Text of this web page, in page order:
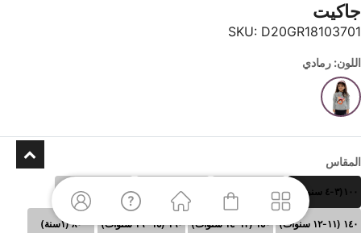
جاكيت
SKU: D20GR18103701
اللون: رمادي
المقاس
١٠٠(٣-٤ سنوات) ١١٠ (٥-٦سنوات) ١٣٠ (٩-١٠سنوات)
١٤٠ (١١-١٢ سنوات) ١٥٠ (١٣-١٤ سنوات) ١٦٠ (١٥- ١٦ سنوات) ٨٠ (١سنة)